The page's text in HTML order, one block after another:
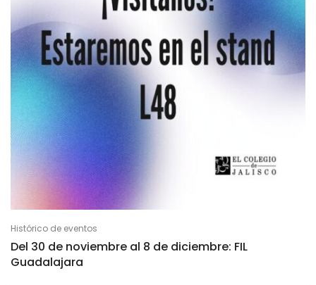
Histórico de eventos
Del 30 de noviembre al 8 de diciembre: FIL
Guadalajara